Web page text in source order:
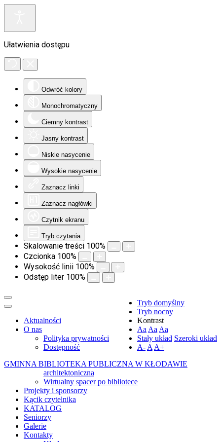
Ułatwienia dostępu
Odwróć kolory
Monochromatyczny
Ciemny kontrast
Jasny kontrast
Niskie nasycenie
Wysokie nasycenie
Zaznacz linki
Zaznacz nagłówki
Czytnik ekranu
Tryb czytania
Skalowanie treści 100%
Czcionka 100%
Wysokość linii 100%
Odstęp liter 100%
Tryb domyślny
Tryb nocny
Kontrast
Aa Aa Aa
Stały układ Szeroki układ
A- A A+
GMINNA BIBLIOTEKA PUBLICZNA W KŁODAWIE
Aktualności
O nas
Polityka prywatności
Dostępność
architektoniczna
Wirtualny spacer po bibliotece
Projekty i sponsorzy
Kącik czytelnika
KATALOG
Seniorzy
Galerie
Kontakty